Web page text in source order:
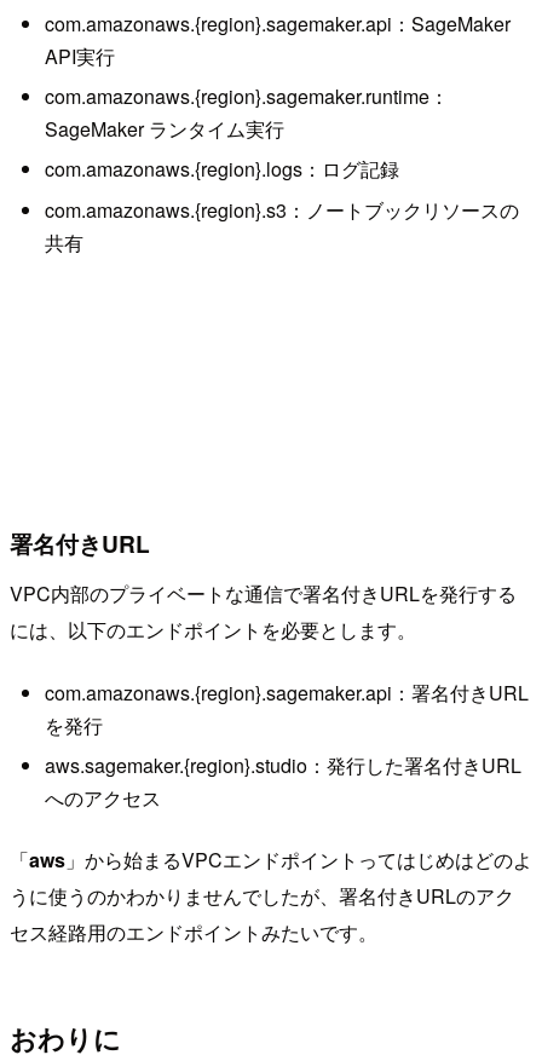
com.amazonaws.{region}.sagemaker.api：SageMaker
API実行
com.amazonaws.{region}.sagemaker.runtime：
SageMaker ランタイム実行
com.amazonaws.{region}.logs：ログ記録
com.amazonaws.{region}.s3：ノートブックリソースの
共有
署名付きURL
VPC内部のプライベートな通信で署名付きURLを発行する
には、以下のエンドポイントを必要とします。
com.amazonaws.{region}.sagemaker.api：署名付きURL
を発行
aws.sagemaker.{region}.studio：発行した署名付きURL
へのアクセス
「aws 」から始まるVPCエンドポイントってはじめはどのよ
うに使うのかわかりませんでしたが、署名付きURLのアク
セス経路用のエンドポイントみたいです。
おわりに